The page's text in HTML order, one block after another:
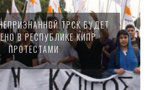
ТРСК БУДЕТ
В РЕСПУБЛИКЕ КИПР
ПРОТЕСТАМИ